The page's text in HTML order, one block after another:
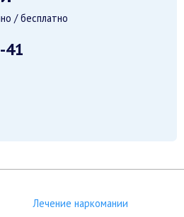
/ бесплатно
41
Лечение наркомании